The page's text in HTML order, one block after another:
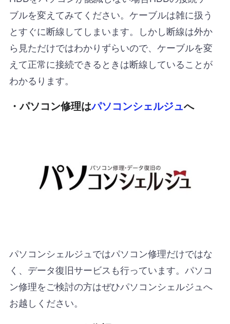
ブルを変えてみてください。ケーブルは雑に扱う
とすぐに断線してしまいます。しかし断線は外か
ら見ただけではわかりずらいので、ケーブルを変
えて正常に接続できるときは断線していることが
わかるります。
・パソコン修理はパソコンシェルジュへ
パソコンシェルジュではパソコン修理だけではな
く、データ復旧サービスも行っています。パソコ
ン修理をご検討の方はぜひパソコンシェルジュへ
お越しください。